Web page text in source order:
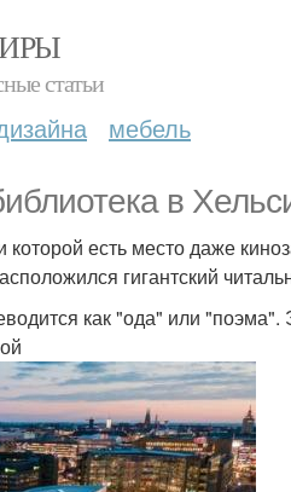
статьи
мебель
в
есть место даже
гигантский
как "ода" или "поэма".